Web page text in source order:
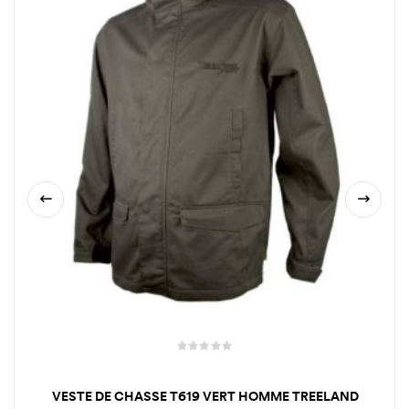
VESTE DE CHASSE T619 VERT HOMME TREELAND